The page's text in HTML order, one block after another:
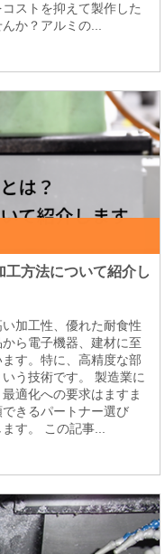
ストを抑えて製作した
か？アルミの...
方法について紹介し
加工性、優れた耐食性
ら電子機器、建材に至
す。特に、高精度な部
う技術です。 製造業に
適化への要求はますま
きるパートナー選び
す。 この記事...